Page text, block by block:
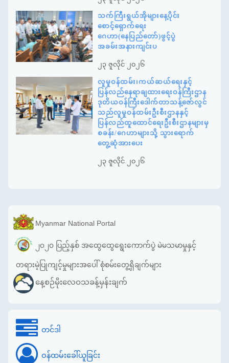
သက်ကြီးရွယ်အိုများနေ့ပိုင်း
စောင့်ရှောက်ရေး
ဂေဟာ(နေပြည်တော်)ဖွင့်ပွဲ
အခမ်းအနားကျင်းပ
၂၃ ဇူလိုင် ၂၀၂၆
လူမှုဝန်ထမ်း၊ကယ်ဆယ်ရေးနှင့်
ပြန်လည်နေရာချထားရေးဝန်ကြီးဌာန
ဒုတိယဝန်ကြီးဒေါက်တာသန့်ဇော်လွင်
သည်လူမှုဝန်ထမ်းဦးစီးဌာနနှင့်
ပြန်လည်ထူထောင်ရေးဦးစီးဌာနများမှ
စခန်း/ဂေဟာများသို့ သွားရောက်
တွေ့ဆုံအားပေး
၂၃ ဇူလိုင် ၂၀၂၆
Myanmar National Portal
၂၀၂၀ ပြည့်နှစ် အထွေထွေရွေးကောက်ပွဲ မဲမသမာမှုနှင့်
တရားမဲ့ပြုကျင့်မှုများအပေါ် စုံစမ်းတွေ့ရှိချက်များ
နေ့စဉ်မိုးလေဝသခန့်မှန်းချက်
တင်ဒါ
ဝန်ထမ်းခေါ်ယူခြင်း